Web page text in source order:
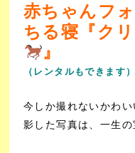
赤ちゃんフォ
ちる寝『ク
』
（レンタルもできます）
今しか撮れないかわ
影した写真は、一生の